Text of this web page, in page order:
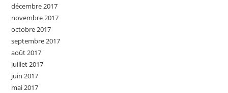
décembre 2017
novembre 2017
octobre 2017
septembre 2017
août 2017
juillet 2017
juin 2017
mai 2017